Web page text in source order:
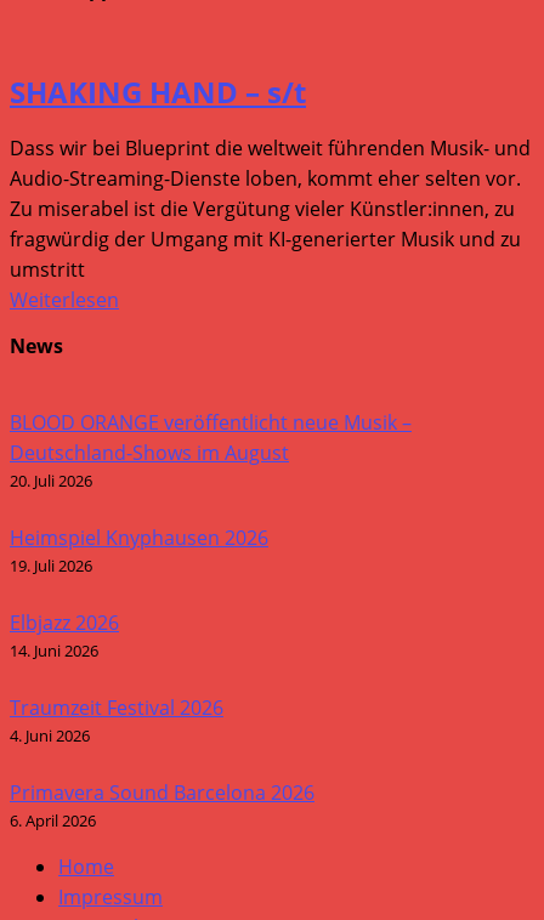
SHAKING HAND – s/t
Dass wir bei Blueprint die weltweit führenden Musik- und
Audio-Streaming-Dienste loben, kommt eher selten vor.
Zu miserabel ist die Vergütung vieler Künstler:innen, zu
fragwürdig der Umgang mit KI-generierter Musik und zu
umstritt
Weiterlesen
News
BLOOD ORANGE veröffentlicht neue Musik –
Deutschland-Shows im August
20. Juli 2026
Heimspiel Knyphausen 2026
19. Juli 2026
Elbjazz 2026
14. Juni 2026
Traumzeit Festival 2026
4. Juni 2026
Primavera Sound Barcelona 2026
6. April 2026
Home
Impressum